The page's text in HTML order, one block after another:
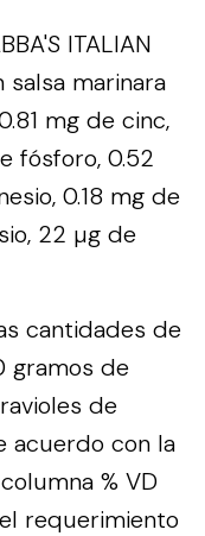
ITALIAN
salsa marinara
mg de cinc,
fósforo, 0.52
0.18 mg de
22 µg de
cantidades de
gramos de
ravioles de
acuerdo con la
% VD
requerimiento